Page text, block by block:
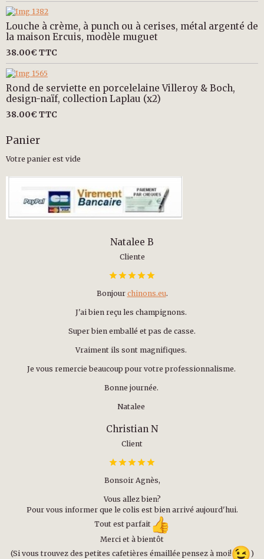
Louche à crème, à punch ou à cerises, métal argenté de
la maison Ercuis, modèle muguet
38.00€ TTC
Rond de serviette en porcelelaine Villeroy & Boch,
design-naïf, collection Laplau (x2)
38.00€ TTC
Panier
Votre panier est vide
Natalee B
Cliente
Bonjour chinons.eu.
J'ai bien reçu les champignons.
Super bien emballé et pas de casse.
Vraiment ils sont magnifiques.
Je vous remercie beaucoup pour votre professionnalisme.
Bonne journée.
Natalee
Christian N
Client
Bonsoir Agnès,
Vous allez bien?
Pour vous informer que le colis est bien arrivé aujourd'hui.
Tout est parfait
Merci et à bientôt
(Si vous trouvez des petites cafetières émaillée pensez à moi!
)